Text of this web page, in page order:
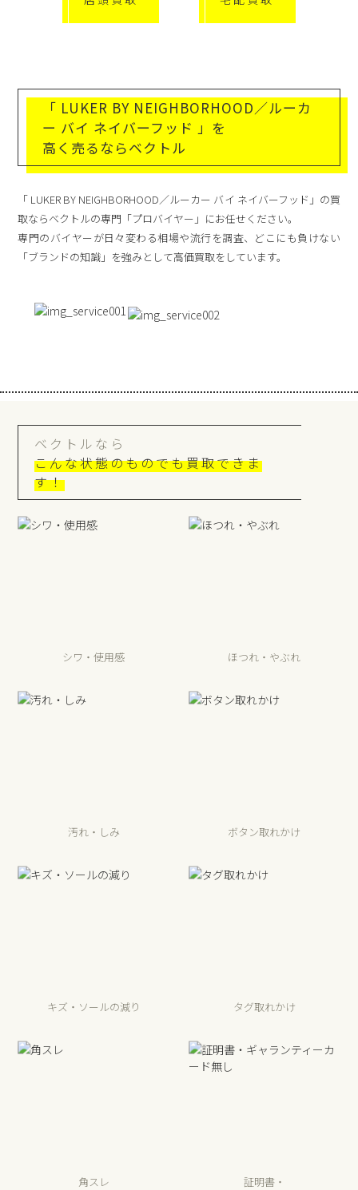
「 LUKER BY NEIGHBORHOOD／ルーカ
ー バイ ネイバーフッド 」を
高く売るならベクトル
「 LUKER BY NEIGHBORHOOD／ルーカー バイ ネイバーフッド」の買
取ならベクトルの専門「プロバイヤー」にお任せください。
専門のバイヤーが日々変わる相場や流行を調査、どこにも負けない
「ブランドの知識」を強みとして高価買取をしています。
ベクトルなら
こんな状態のものでも買取できま
す！
シワ・使用感 ほつれ・やぶれ
汚れ・しみ ボタン取れかけ
キズ・ソールの減り タグ取れかけ
角スレ
証明書・